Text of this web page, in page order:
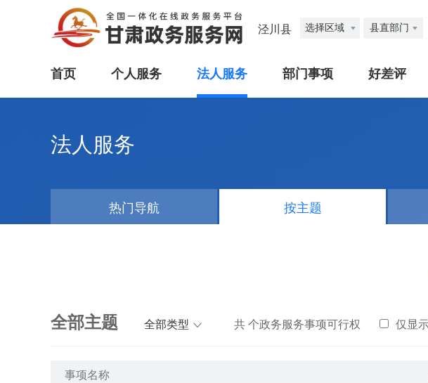
泾川县 选择区域 县直部门
首页 个人服务 法人服务 部门事项 好差评
法人服务
热门导航 按主题
全部主题 全部类型 共个政务服务事项可行权 仅显
事项名称